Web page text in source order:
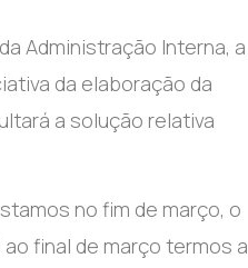
Administração Interna, a
da elaboração da
a solução relativa
no fim de março, o
final de março termos a